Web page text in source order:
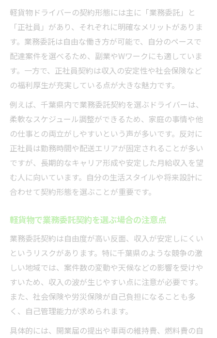
軽貨物ドライバーの契約形態には主に「業務委託」と
「正社員」があり、それぞれに明確なメリットがありま
す。業務委託は自由な働き方が可能で、自分のペースで
配達案件を選べるため、副業やWワークにも適していま
す。一方で、正社員契約は収入の安定性や社会保険など
の福利厚生が充実している点が大きな魅力です。
例えば、千葉県内で業務委託契約を選ぶドライバーは、
柔軟なスケジュール調整ができるため、家庭の事情や他
の仕事との両立がしやすいという声が多いです。反対に
正社員は勤務時間や配送エリアが固定されることが多い
ですが、長期的なキャリア形成や安定した月給収入を望
む人に向いています。自分の生活スタイルや将来設計に
合わせて契約形態を選ぶことが重要です。
軽貨物で業務委託契約を選ぶ場合の注意点
業務委託契約は自由度が高い反面、収入が安定しにくい
というリスクがあります。特に千葉県のような競争の激
しい地域では、案件数の変動や天候などの影響を受けや
すいため、収入の波が生じやすい点に注意が必要です。
また、社会保険や労災保険が自己負担になることも多
く、自己管理能力が求められます。
具体的には、開業届の提出や車両の維持費、燃料費の自